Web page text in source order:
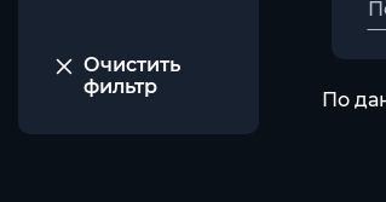
Очистить
фильтр
По